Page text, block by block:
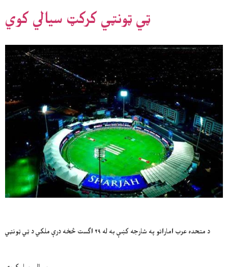
ټي ټونټي کرکټ سیالي کوي
د متحده عرب اماراتو په شارجه کښې به له ۲۹ اګست څخه درې ملکي د ټي ټونټي